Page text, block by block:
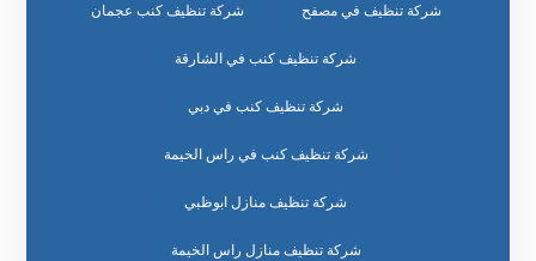
شركة تنظيف في مصفح شركة تنظيف كنب عجمان
شركة تنظيف كنب في الشارقة
شركة تنظيف كنب في دبي
شركة تنظيف كنب في راس الخيمة
شركة تنظيف منازل ابوظبي
شركة تنظيف منازل راس الخيمة